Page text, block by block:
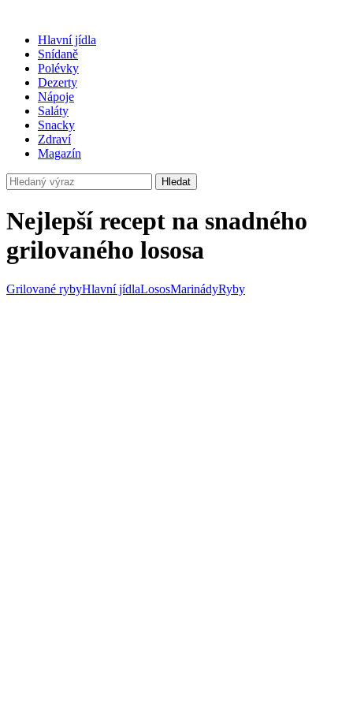
Hlavní jídla
Snídaně
Polévky
Dezerty
Nápoje
Saláty
Snacky
Zdraví
Magazín
Hledat
Nejlepší recept na snadného
grilovaného lososa
Grilované rybyHlavní jídlaLososMarinádyRyby